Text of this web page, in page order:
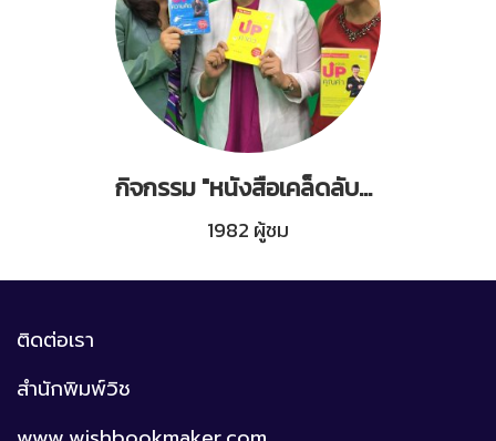
กิจกรรม "หนังสือเคล็ดลับอัพค่าตัว"
1982 ผู้ชม
ติดต่อเรา
สำนักพิมพ์วิช